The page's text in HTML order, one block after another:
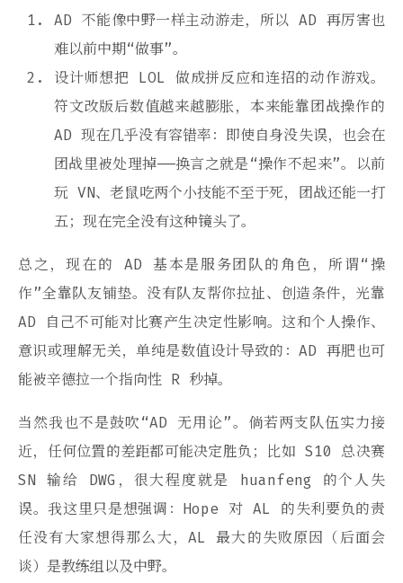
AD 不能像中野一样主动游走，所以 AD 再厉害也
难以前中期“做事”。
设计师想把 LOL 做成拼反应和连招的动作游戏。
符文改版后数值越来越膨胀，本来能靠团战操作的
AD 现在几乎没有容错率：即使自身没失误，也会在
团战里被处理掉——换言之就是“操作不起来”。以前
玩 VN、老鼠吃两个小技能不至于死，团战还能一打
五；现在完全没有这种镜头了。
总之，现在的 AD 基本是服务团队的角色，所谓“操
作”全靠队友铺垫。没有队友帮你拉扯、创造条件，光靠
AD 自己不可能对比赛产生决定性影响。这和个人操作、
意识或理解无关，单纯是数值设计导致的：AD 再肥也可
能被辛德拉一个指向性 R 秒掉。
当然我也不是鼓吹“AD 无用论”。倘若两支队伍实力接
近，任何位置的差距都可能决定胜负；比如 S10 总决赛
SN 输给 DWG，很大程度就是 huanfeng 的个人失
误。我这里只是想强调：Hope 对 AL 的失利要负的责
任没有大家想得那么大，AL 最大的失败原因（后面会
谈）是教练组以及中野。